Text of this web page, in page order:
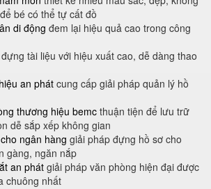
bé có thể tự cất đồ
di động đem lại hiệu quả cao trong công
đựng tài liệu với hiệu xuất cao, dễ dàng thao
an phát cung cấp giải pháp quản lý hồ
thương hiệu bemc thuận tiện để lưu trữ
dễ sắp xếp không gian
ngân hàng giải pháp đựng hồ sơ cho
gàng, ngăn nắp
an phát giải pháp văn phòng hiện đại được
chuông nhất